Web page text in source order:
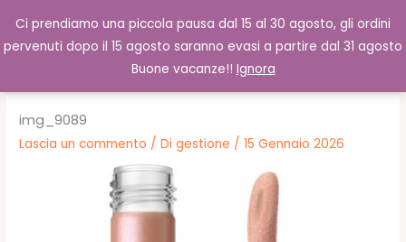
Ci prendiamo una piccola pausa dal 15 al 30 agosto, gli ordini
pervenuti dopo il 15 agosto saranno evasi a partire dal 31 agosto
Buone vacanze!! Ignora
contenuto
0,00€ Cerca
img_9089
Lascia un commento / Digestione /15 Gennaio 2026